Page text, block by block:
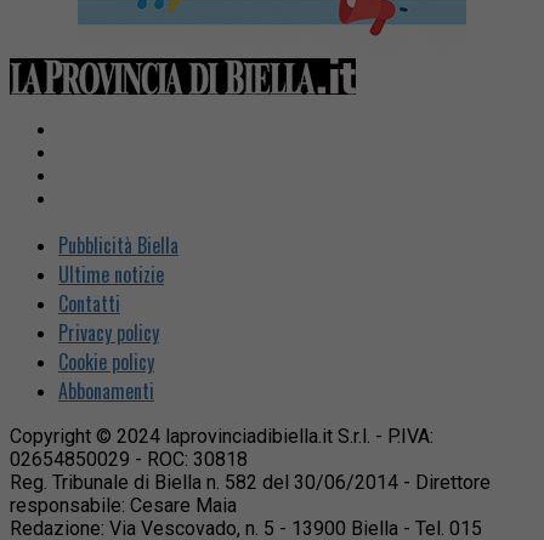
Pubblicità Biella
Ultime notizie
Contatti
Privacy policy
Cookie policy
Abbonamenti
Copyright © 2024 laprovinciadibiella.it S.r.l. - P.IVA:
02654850029 - ROC: 30818
Reg. Tribunale di Biella n. 582 del 30/06/2014 - Direttore
responsabile: Cesare Maia
Redazione: Via Vescovado, n. 5 - 13900 Biella - Tel. 015